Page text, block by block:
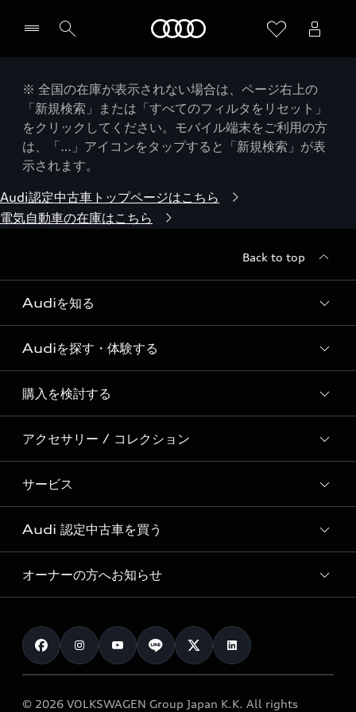
※ 全国の在庫が表示されない場合は、ページ右上の
「新規検索」または「すべてのフィルタをリセット」
をクリックしてください。モバイル端末をご利用の方
は、「…」アイコンをタップすると「新規検索」が表
示されます。
Audi認定中古車トップページはこちら
電気自動車の在庫はこちら
Back to top
Audiを知る
Audi ブランド
Story of Progress
Audi Sport
Formula 1®
デジタルサービス
Audiを探す・体験する
ディーラー検索
新車在庫検索
試乗車・展示車検索
見積もり依頼
試乗予約
購入を検討する
モデル一覧
特別仕様モデル / 限定モデル
e-tronラインアップ
価格シミュレーション
車両比較
カタログ一覧
アクセサリー / コレクション
純正アクセサリー
オンラインショップ
Audi collection
アウディナビアプリ
サービス
サービス入庫予約
サービスプログラム
メンテナンス
車検 / 定期点検
e-tronアフターサポート
Audi 認定中古車を買う
Audi認定中古車
クオリティ
保証
メンテナンス
オーナーの方へお知らせ
お知らせ
オーナー様向けキャンペーン
© 2026 VOLKSWAGEN Group Japan K.K. All rights